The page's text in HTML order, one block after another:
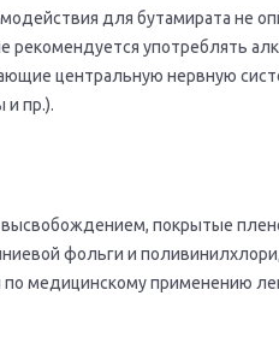
для бутамирата не
рекомендуется употреблять
центральную нервную
и пр.).
покрытые
фольги и
по медицинскому применению